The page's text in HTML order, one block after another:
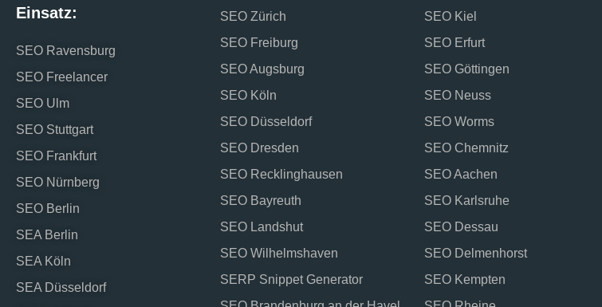
Einsatz:
SEO Ravensburg
SEO Freelancer
SEO Ulm
SEO Stuttgart
SEO Frankfurt
SEO Nürnberg
SEO Berlin
SEA Berlin
SEA Köln
SEA Düsseldorf
SEO Zürich
SEO Freiburg
SEO Augsburg
SEO Köln
SEO Düsseldorf
SEO Dresden
SEO Recklinghausen
SEO Bayreuth
SEO Landshut
SEO Wilhelmshaven
SERP Snippet Generator
SEO Kiel
SEO Erfurt
SEO Göttingen
SEO Neuss
SEO Worms
SEO Chemnitz
SEO Aachen
SEO Karlsruhe
SEO Dessau
SEO Delmenhorst
SEO Kempten